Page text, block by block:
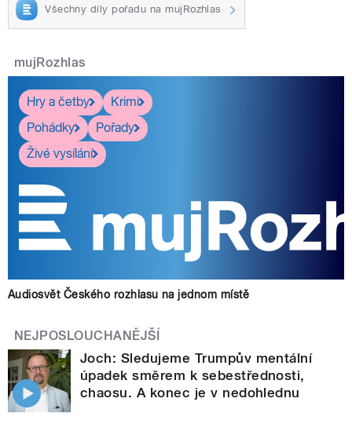
Všechny díly pořadu na mujRozhlas
mujRozhlas
Hry a četby
Krimi
Pohádky
Pořady
Živé vysílání
Audiosvět Českého rozhlasu na jednom místě
NEJPOSLOUCHANĚJŠÍ
Joch: Sledujeme Trumpův mentální
úpadek směrem k sebestřednosti,
chaosu. A konec je v nedohlednu